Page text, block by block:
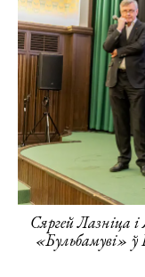
Сяргей Лазніца
«Бульбамуві»